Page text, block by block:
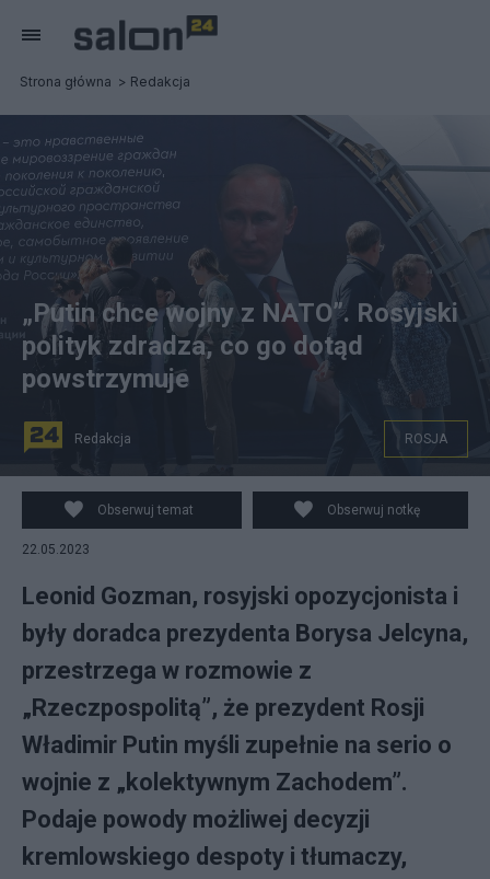
Strona główna Redakcja
Prezydent Rosji Władimir Putin. Fot. PAP/EPA/ANATOLY
MALTSEV
„Putin chce wojny z NATO”. Rosyjski
polityk zdradza, co go dotąd
powstrzymuje
Redakcja ROSJA
Obserwuj temat Obserwuj notkę
22.05.2023
Leonid Gozman, rosyjski opozycjonista i
były doradca prezydenta Borysa Jelcyna,
przestrzega w rozmowie z
„Rzeczpospolitą”, że prezydent Rosji
Władimir Putin myśli zupełnie na serio o
wojnie z „kolektywnym Zachodem”.
Podaje powody możliwej decyzji
kremlowskiego despoty i tłumaczy,